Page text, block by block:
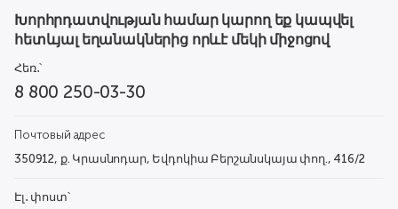
Խորհրդատվության համար կարող եք կապվել
հետևյալ եղանակներից որևէ մեկի միջոցով
Հեռ․՝
8 800 250-03-30
Почтовый адрес
350912, ք. Կրասնոդար, Եվդոկիա Բերշանսկայա փող., 416/2
Էլ․ փոստ՝